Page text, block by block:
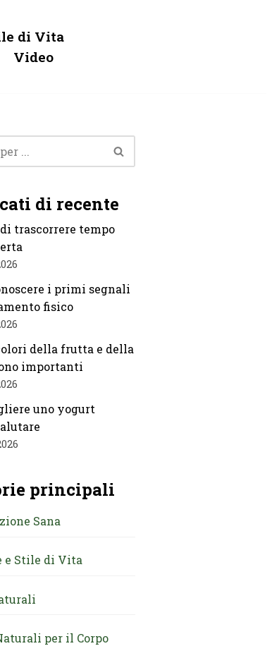
di Vita
Video
di recente
trascorrere tempo
i primi segnali
fisico
della frutta e della
importanti
uno yogurt
principali
Sana
e Stile di Vita
per il Corpo